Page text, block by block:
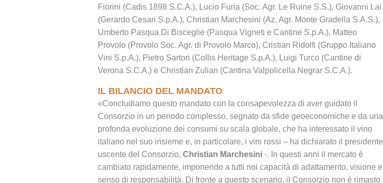
Fiorini (Cadis 1898 S.C.A.), Lucio Furia (Soc. Agr. Le Ruine S.S.), Giovanni Lai
(Gerardo Cesari S.p.A.), Christian Marchesini (Az. Agr. Monte Gradella S.A.S.),
Umberto Pasqua Di Bisceglie (Pasqua Vigneti e Cantine S.p.A.), Matteo
Provolo (Provolo Soc. Agr. di Provolo Marco), Cristian Ridolfi (Gruppo Italiano
Vini S.p.A.), Pietro Sartori (Collis Heritage S.p.A.), Luigi Turco (Cantine di
Verona S.C.A.) e Christian Zulian (Cantina Valpolicella Negrar S.C.A.).
IL BILANCIO DEL MANDATO
«Concludiamo questo mandato con la consapevolezza di aver guidato il
Consorzio in un periodo complesso, segnato da sfide geoeconomiche e da una
profonda evoluzione dei consumi su scala globale, che ha interessato il vino
italiano nel suo insieme e, in particolare, i vini rossi – ha dichiarato il presidente
uscente del Consorzio, Christian Marchesini -. In questi anni il mercato è
cambiato rapidamente, imponendo a tutti noi capacità di adattamento, visione e
senso di responsabilità. Di fronte a questo scenario, il Consorzio non è rimasto